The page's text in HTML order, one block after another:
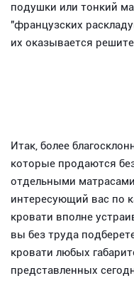
подушки или тонкий
"французских
их оказывается
Итак, более
которые продаются
отдельными
интересующий вас по
кровати вполне
вы без труда
кровати любых
представленных